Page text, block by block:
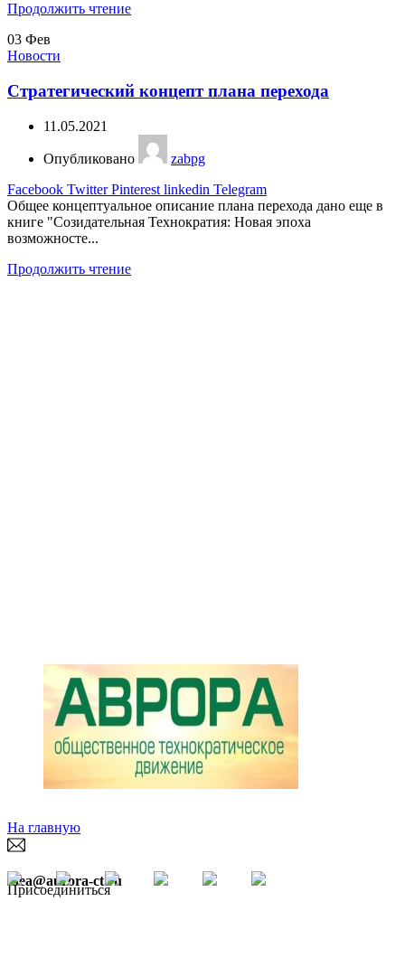
Продолжить чтение
03 Фев
Новости
Стратегический концепт плана перехода
11.05.2021
Опубликовано
zabpg
Facebook Twitter Pinterest linkedin Telegram
Общее концептуальное описание плана перехода дано еще в
книге "Созидательная Технократия: Новая эпоха
возможносте...
Продолжить чтение
На главную
idea@aurora-ct.ru
Присоединиться